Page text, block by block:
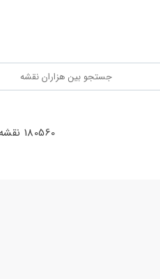
180560 نقشه و دتایل